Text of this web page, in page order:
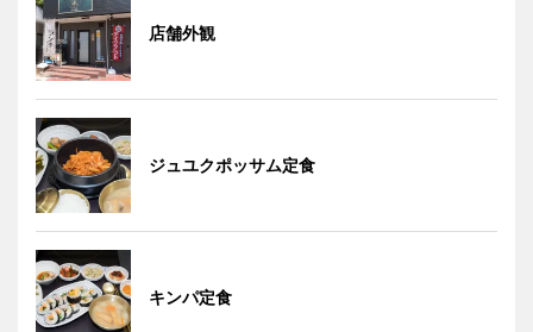
店舗外観
ジュユクポッサム定食
キンパ定食